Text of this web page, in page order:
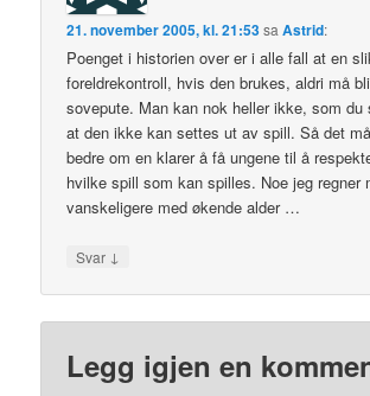
21. november 2005, kl. 21:53sa Astrid:
Poenget i historien over er i alle fall at en
foreldrekontroll, hvis den brukes, aldri må
sovepute. Man kan nok heller ikke, som du
at den ikke kan settes ut av spill. Så det
bedre om en klarer å få ungene til å
hvilke spill som kan spilles. Noe jeg regner
vanskeligere med økende alder …
Svar ↓
Legg igjen en